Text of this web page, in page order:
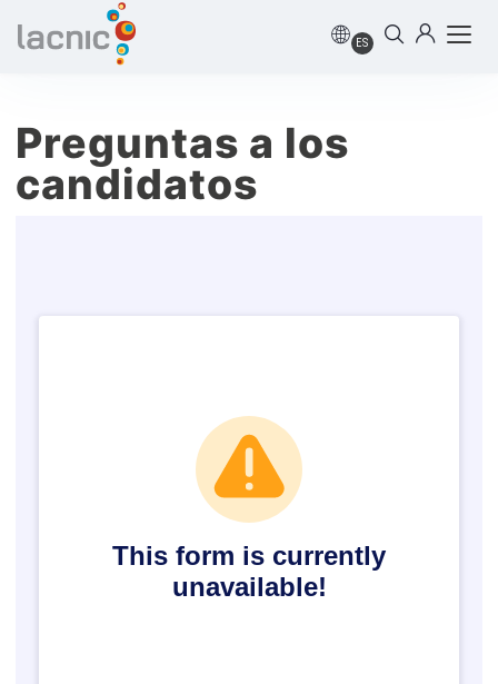
ES
Preguntas a los
candidatos